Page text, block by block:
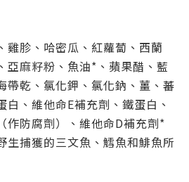
雞胗、哈密瓜、紅蘿蔔、西蘭
亞麻籽粉、魚油*、蘋果醋、藍
帶乾、氯化鉀、氯化鈉、薑、蕃
、維他命E補充劑、鐵蛋白、
作防腐劑）、維他命D補充劑*
生捕獲的三文魚、鱈魚和鯡魚所